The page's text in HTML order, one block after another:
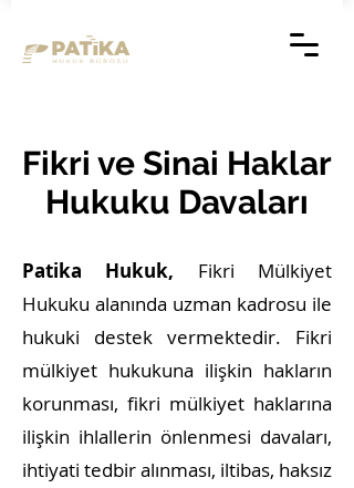
Fikri ve Sinai Haklar
Hukuku Davaları
Patika Hukuk, Fikri Mülkiyet
Hukuku alanında uzman kadrosu ile
hukuki destek vermektedir. Fikri
mülkiyet hukukuna ilişkin hakların
korunması, fikri mülkiyet haklarına
ilişkin ihlallerin önlenmesi davaları,
ihtiyati tedbir alınması, iltibas, haksız